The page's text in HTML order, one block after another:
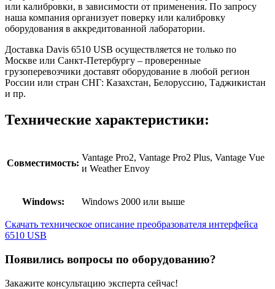
или калибровки, в зависимости от применения. По запросу
наша компания организует поверку или калибровку
оборудования в аккредитованной лаборатории.
Доставка Davis 6510 USB осуществляется не только по
Москве или Санкт-Петербургу – проверенные
грузоперевозчики доставят оборудование в любой регион
России или стран СНГ: Казахстан, Белоруссию, Таджикистан
и пр.
Технические характеристики:
Совместимость:
Vantage Pro2, Vantage Pro2 Plus, Vantage Vue
и Weather Envoy
Windows: Windows 2000 или выше
Скачать техническое описание преобразователя интерфейса
6510 USB
Появились вопросы по оборудованию?
Закажите консультацию эксперта сейчас!